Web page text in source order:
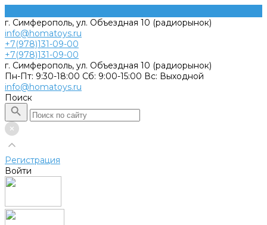
г. Симферополь, ул. Объездная 10 (радиорынок)
info@homatoys.ru
+7(978)131-09-00
+7(978)131-09-00
г. Симферополь, ул. Объездная 10 (радиорынок)
Пн-Пт: 9:30-18:00 Cб: 9:00-15:00 Вс: Выходной
info@homatoys.ru
Поиск
Регистрация
Войти